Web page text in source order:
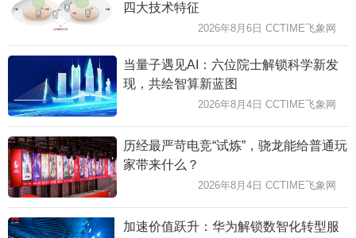
四大技术特征
2026年8月6日 CCTIME飞象网
当量子遇见AI：六位院士解锁科学新发
现，共绘智算新蓝图
2026年8月4日 CCTIME飞象网
历经最严苛电竞“试炼”，骁龙能给普通玩
家带来什么？
2026年8月4日 CCTIME飞象网
加速价值跃升：华为解锁数智化转型服